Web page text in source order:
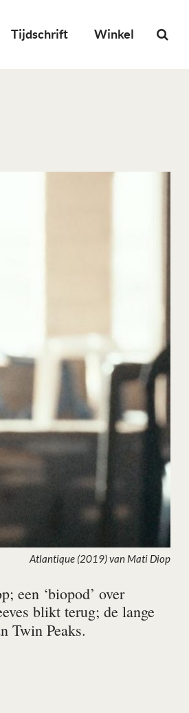
Tijdschrift Winkel
Atlantique (2019) van Mati Diop
een ‘biopod’ over
blikt terug; de lange
Twin Peaks.